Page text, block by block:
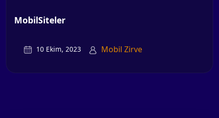
MobilSiteler
10 Ekim, 2023 Mobil Zirve